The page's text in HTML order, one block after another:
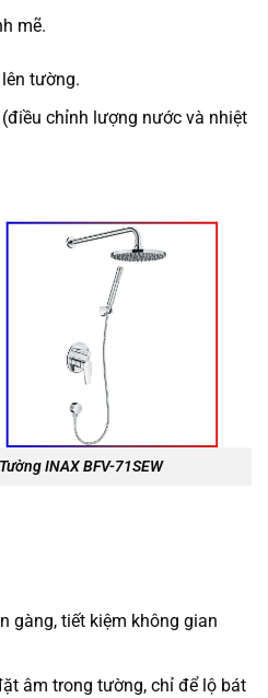
mẽ.
lên tường.
chỉnh lượng nước và nhiệt
INAX BFV-71SEW
gàng, tiết kiệm không gian
âm trong tường, chỉ để lộ bát